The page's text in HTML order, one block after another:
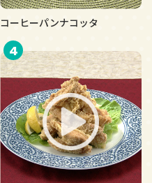
コーヒーパンナコッタ
4